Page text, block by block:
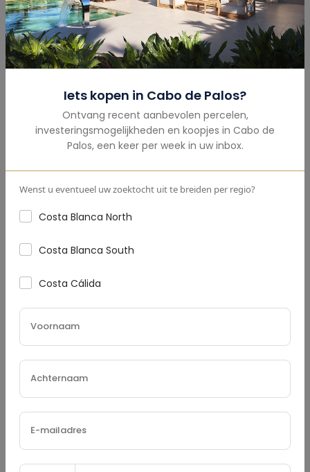
Iets kopen in Cabo de Palos?
Ontvang recent aanbevolen percelen,
investeringsmogelijkheden en koopjes in Cabo de
Palos, een keer per week in uw inbox.
Wenst u eventueel uw zoektocht uit te breiden per regio?
Costa Blanca North
Costa Blanca South
Costa Cálida
Hypotheekcalculator
Totaalbedrag(€)
Aanbetaling(€)
Leningvoorwaarden (Jaren)
Onroerendgoedbelasting(€)